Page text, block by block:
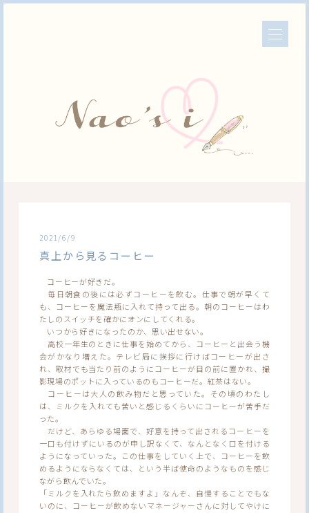
2021/6/9
真上から見るコーヒー
コーヒーが好きだ。
毎日朝食の後には必ずコーヒーを飲む。仕事で朝が早くて
も、コーヒーを魔法瓶に入れて持って出る。朝のコーヒーはわ
たしのスイッチを確かにオンにしてくれる。
いつから好きになったのか、思い出せない。
高校一年生のときに仕事を始めてから、コーヒーと出会う機
会がかなり増えた。テレビ局に挨拶に行けばコーヒーが出さ
れ、取材でも当たり前のようにコーヒーが目の前に置かれ、撮
影現場のポットに入っているのもコーヒーだ。紅茶はない。
コーヒーは大人の飲み物だと思っていた。その頃のわたし
は、ミルクを入れても苦いと感じるくらいにコーヒーが苦手だ
った。
だけど、あらゆる場面で、好意を持って出されるコーヒーを
一口も付けずにいるのが申し訳なくて、なんとなく口を付ける
ようになっていった。この仕事をしていく上で、コーヒーを飲
めるようにならなくては、という半ば使命のようなものを感じ
ながら飲んでいた。
「ミルクを入れたら飲めますよ」なんぞ、自慢することでもな
いのに、コーヒーが飲めないマネージャーさんに対してやけに